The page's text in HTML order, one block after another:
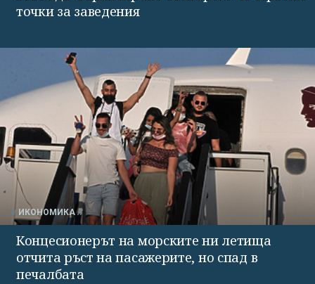
точки за заведения
ИКОНОМИКА
Концесионерът на морските ни летища
отчита ръст на пасажерите, но спад в
печалбата